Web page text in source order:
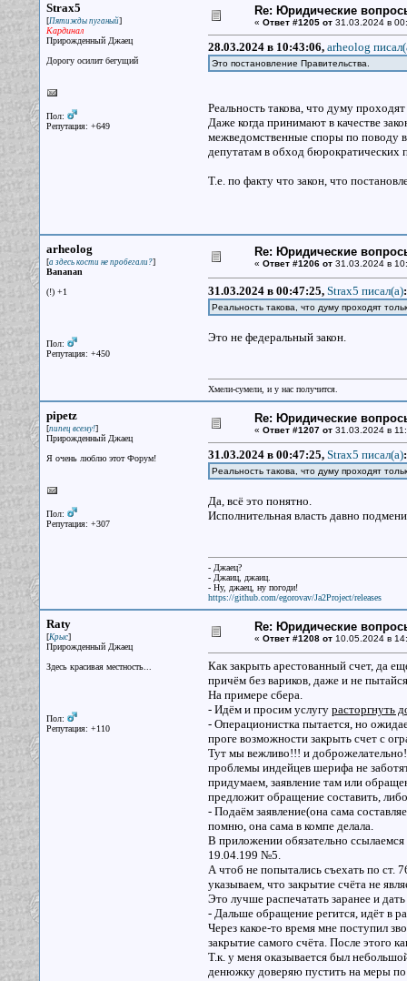
Strax5
[Пятижды пуганый]
Кардинал
Прирожденный Джаец
Дорогу осилит бегущий
Пол:
Репутация: +649
Re: Юридические
« Ответ #1205 от31.03.2024 в
28.03.2024 в 10:43:06, arheolog
Это постановление Правительства.
Реальность такова, что думу
Даже когда принимают в качестве
межведомственные споры по поводу
депутатам в обход бюрократических
Т.е. по факту что закон, что
arheolog
[а здесь кости не пробегали?]
Bananan
(!) +1
Пол:
Репутация: +450
Re: Юридические
« Ответ #1206 от31.03.2024 в
31.03.2024 в 00:47:25, Strax5 писал(a):
Реальность такова, что думу проходят
Это не федеральный закон.
Хмели-сумели, и у нас получится.
pipetz
[пипец всему!]
Прирожденный Джаец
Я очень люблю этот Форум!
Пол:
Репутация: +307
Re: Юридические
« Ответ #1207 от31.03.2024 в
31.03.2024 в 00:47:25, Strax5 писал(a):
Реальность такова, что думу проходят
Да, всё это понятно.
Исполнительная власть давно
- Джаец?
- Джаиц, джаиц.
- Ну, джаец, ну погоди!
https://github.com/egorovav/Ja2Project/releases
Raty
[Крыс]
Прирожденный Джаец
Здесь красивая местность...
Пол:
Репутация: +110
Re: Юридические
« Ответ #1208 от10.05.2024 в
Как закрыть арестованный счет, да
причём без вариков, даже и не
На примере сбера.
- Идём и просим услугу расторгнуть
- Операционистка пытается, но
проге возможности закрыть счет с
Тут мы вежливо!!! и
проблемы индейцев шерифа не
придумаем, заявление там или
предложит обращение составить,
- Подаём заявление(она сама
помню, она сама в компе делала.
В приложении обязательно
19.04.199 №5.
А чтоб не попытались съехать по ст.
указываем, что закрытие счёта не
Это лучше распечатать заранее и
- Дальше обращение регится, идёт в
Через какое-то время мне поступил
закрытие самого счёта. После этого
Т.к. у меня оказывается был
денюжку доверяю пустить на меры